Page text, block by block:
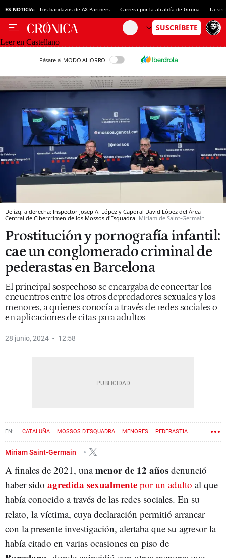
ES NOTICIA: Los bandazos de AX Partners Carrera por la alcaldía de Girona La
Leer en Castellano
Pásate al MODO AHORRO
De izq. a derecha: Inspector Josep A. López y Caporal David López del Área
Central de Cibercrimen de los Mossos d'Esquadra Míriam de Saint-Germain
Prostitución y pornografía infantil:
cae un conglomerado criminal de
pederastas en Barcelona
El principal sospechoso se encargaba de concertar los
encuentros entre los otros depredadores sexuales y los
menores, a quienes conocía a través de redes sociales o
en aplicaciones de citas para adultos
28 junio, 2024 12:58
CATALUÑA MOSSOS D'ESQUADRA MENORES PEDERASTIA
PEDOFILIA
Miriam Saint-Germain
A finales de 2021, unamenor de 12 años denunció
haber sido agredida sexualmente por un adulto al que
había conocido a través de las redes sociales. En su
relato, la víctima, cuya declaración permitió arrancar
con la presente investigación, alertaba que su agresor la
había citado en varias ocasiones en piso de